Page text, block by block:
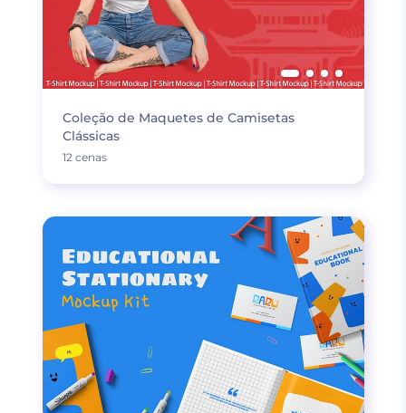
Coleção de Maquetes de Camisetas
Clássicas
12 cenas